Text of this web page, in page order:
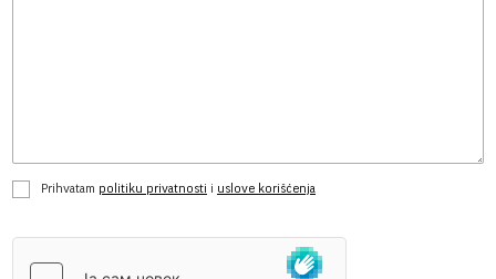
Prihvatam politiku privatnosti i uslove korišćenja